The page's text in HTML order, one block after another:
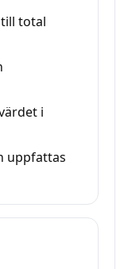
total
i
uppfattas